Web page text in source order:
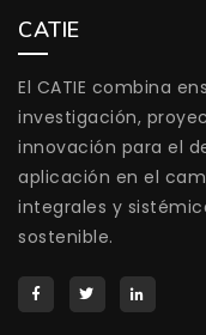
CATIE
El CATIE combina
investigación,
innovación para el
aplicación en el
integrales y
sostenible.